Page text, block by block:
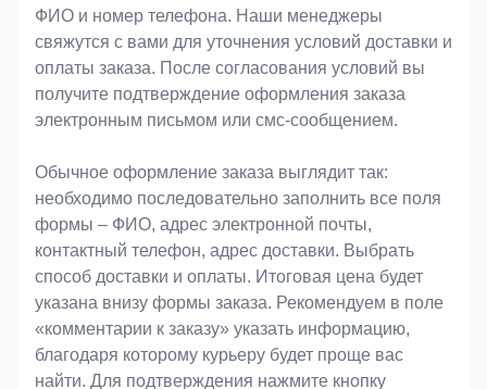
ФИО и номер телефона. Наши менеджеры
свяжутся с вами для уточнения условий доставки и
оплаты заказа. После согласования условий вы
получите подтверждение оформления заказа
электронным письмом или смс-сообщением.
Обычное оформление заказа выглядит так:
необходимо последовательно заполнить все поля
формы – ФИО, адрес электронной почты,
контактный телефон, адрес доставки. Выбрать
способ доставки и оплаты. Итоговая цена будет
указана внизу формы заказа. Рекомендуем в поле
«комментарии к заказу» указать информацию,
благодаря которому курьеру будет проще вас
найти. Для подтверждения нажмите кнопку